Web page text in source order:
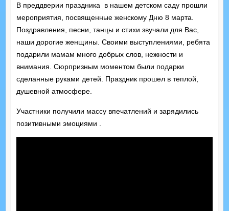
В преддверии праздника в нашем детском саду прошли
мероприятия, посвященные женскому Дню 8 марта.
Поздравления, песни, танцы и стихи звучали для Вас,
наши дорогие женщины. Своими выступлениями, ребята
подарили мамам много добрых слов, нежности и
внимания. Сюрпризным моментом были подарки
сделанные руками детей. Праздник прошел в теплой,
душевной атмосфере.
Участники получили массу впечатлений и зарядились
позитивными эмоциями .